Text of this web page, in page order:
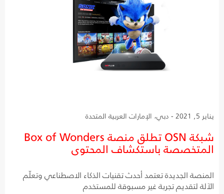
يناير 5, 2021 - دبي، الإمارات العربية المتحدة
شبكة OSN تطلق منصة Box of Wonders
المتخصصة باستكشاف المحتوى
المنصة الجديدة تعتمد أحدث تقنيات الذكاء الاصطناعي وتعلّم
الآلة لتقديم تجربة غير مسبوقة للمستخدم